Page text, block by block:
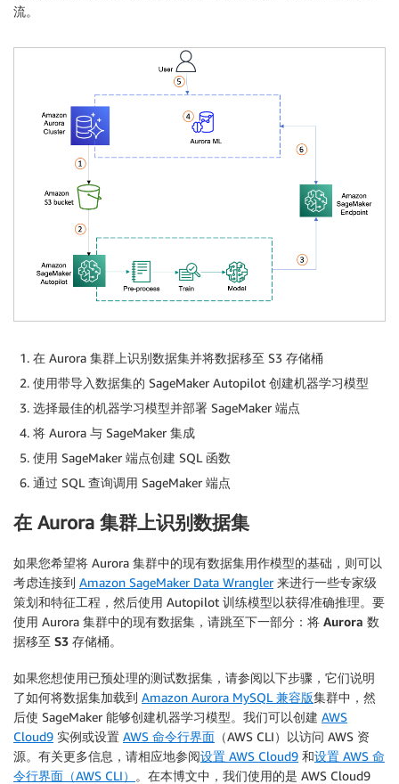
流。
在 Aurora 集群上识别数据集并将数据移至 S3 存储桶
使用带导入数据集的 SageMaker Autopilot 创建机器学习模型
选择最佳的机器学习模型并部署 SageMaker 端点
将 Aurora 与 SageMaker 集成
使用 SageMaker 端点创建 SQL 函数
通过 SQL 查询调用 SageMaker 端点
在 Aurora 集群上识别数据集
如果您希望将 Aurora 集群中的现有数据集用作模型的基础，则可以
考虑连接到 Amazon SageMaker Data Wrangler来进行一些专家级
策划和特征工程，然后使用 Autopilot 训练模型以获得准确推理。要
使用 Aurora 集群中的现有数据集，请跳至下一部分： 将 Aurora 数
据移至 S3 存储桶。
如果您想使用已预处理的测试数据集，请参阅以下步骤，它们说明
了如何将数据集加载到 Amazon Aurora MySQL 兼容版集群中，然
后使 SageMaker 能够创建机器学习模型。我们可以创建 AWS
Cloud9 实例或设置 AWS 命令行界面 （AWS CLI）以访问 AWS 资
源。有关更多信息，请相应地参阅设置 AWS Cloud9 和设置 AWS 命
令行界面（AWS CLI）
。在本博文中，我们使用的是 AWS Cloud9